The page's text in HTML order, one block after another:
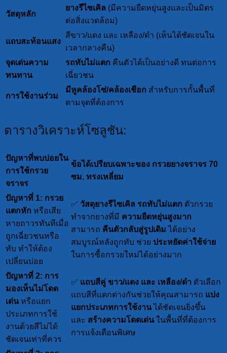
วัสดุหลัก
ยางรีไซเคิล (มีความยืดหยุ่นสูงและเป็นมิตร
ต่อสิ่งแวดล้อม)
แถบสะท้อนแสง
สีขาว/แดง และ เหลือง/ดำ (เห็นได้ชัดเจนใน
เวลากลางคืน)
จุดเด่นความ
ทนทาน
รถทับไม่แตก คืนตัวได้เป็นอย่างดี ทนต่อการ
เฉี่ยวชน
การใช้งานร่วม
มีหูคล้องโซ่/คล้องเชือก สำหรับการกั้นพื้นที่
ตามจุดที่ต้องการ
ตารางวิเคราะห์โซลูชัน:
ปัญหาที่พบบ่อยใน
การใช้กรวย
จราจร
ข้อได้เปรียบเฉพาะของ กรวยยางจราจร 70
ซม. ทรงเหลี่ยม
ปัญหาที่ 1: กรวย
แตกหัก หรือเสีย
หายถาวรทันทีเมื่อ
ถูกเฉี่ยวชนหรือ
ทับ ทำให้ต้อง
เปลี่ยนบ่อย
✅ วัสดุยางรีไซเคิล รถทับไม่แตก ตัวกรวย
ทำจากยางที่มี ความยืดหยุ่นสูงมาก
สามารถ คืนตัวกลับสู่รูปเดิม ได้อย่าง
สมบูรณ์หลังถูกทับ ช่วย ประหยัดค่าใช้จ่าย
ในการซื้อกรวยใหม่ได้อย่างมาก
ปัญหาที่ 2: การ
มองเห็นไม่โดด
เด่นหรือแยก
ประเภทการใช้
งานด้วยสีไม่ได้
ชัดเจนเท่าที่ควร
✅ แถบสีคู่ ขาว/แดง และ เหลือง/ดำ ตัวเลือก
แถบสีที่แตกต่างกันช่วยให้คุณสามารถ แบ่ง
แยกประเภทการใช้งานได้ชัดเจนยิ่งขึ้น
และ สร้างความโดดเด่นในพื้นที่ที่ต้องการ
การแจ้งเตือนพิเศษ